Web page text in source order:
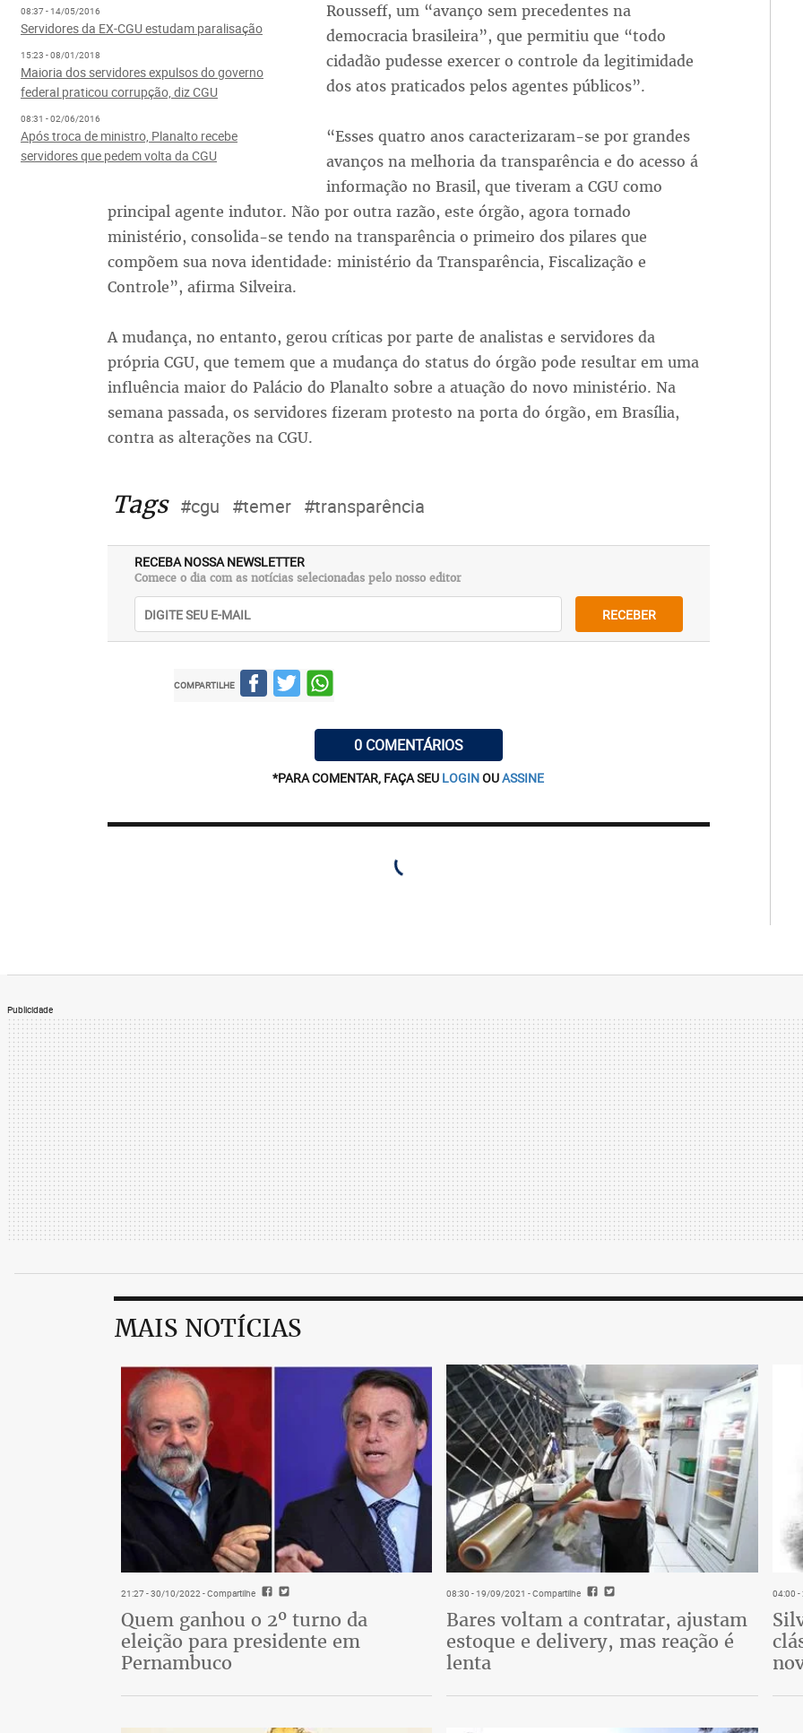
08:37 - 14/05/2016
Servidores da EX-CGU estudam paralisação
15:23 - 08/01/2018
Maioria dos servidores expulsos do governo
federal praticou corrupção, diz CGU
08:31 - 02/06/2016
Após troca de ministro, Planalto recebe
servidores que pedem volta da CGU
Rousseff, um “avanço sem precedentes na
democracia brasileira”, que permitiu que “todo
cidadão pudesse exercer o controle da legitimidade
dos atos praticados pelos agentes públicos”.
“Esses quatro anos caracterizaram-se por grandes
avanços na melhoria da transparência e do acesso á
informação no Brasil, que tiveram a CGU como
principal agente indutor. Não por outra razão, este órgão, agora tornado
ministério, consolida-se tendo na transparência o primeiro dos pilares que
compõem sua nova identidade: ministério da Transparência, Fiscalização e
Controle”, afirma Silveira.
A mudança, no entanto, gerou críticas por parte de analistas e servidores da
própria CGU, que temem que a mudança do status do órgão pode resultar em uma
influência maior do Palácio do Planalto sobre a atuação do novo ministério. Na
semana passada, os servidores fizeram protesto na porta do órgão, em Brasília,
contra as alterações na CGU.
Tags #cgu #temer #transparência
RECEBA NOSSA NEWSLETTER
Comece o dia com as notícias selecionadas pelo nosso editor
RECEBER
COMPARTILHE
0 COMENTÁRIOS
*PARA COMENTAR, FAÇA SEU LOGINOUASSINE
Publicidade
MAIS NOTÍCIAS
21:27 - 30/10/2022- Compartilhe
Quem ganhou o 2º turno da
eleição para presidente em
Pernambuco
08:30 - 19/09/2021 - Compartilhe
Bares voltam a contratar, ajustam
estoque e delivery, mas reação é
lenta
04:00